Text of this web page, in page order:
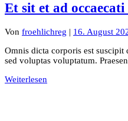
Et sit et ad occaecati
Von froehlichreg | 16. August
Omnis dicta corporis est
sed voluptas voluptatum.
Weiterlesen